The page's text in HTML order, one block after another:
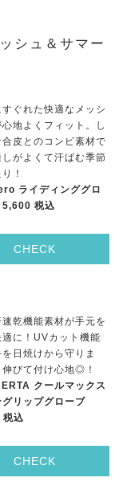
シュ＆サマー
ぐれた快適なメッシ
地よくフィット。し
皮とのコンビ素材で
がよくて汗ばむ季節
！
ライディンググロ
税込
CHECK
乾機能素材が手元を
に！UVカット機能
日焼けから守りま
びて付け心地◎！
クールマックス
グリップグローブ
税込
CHECK